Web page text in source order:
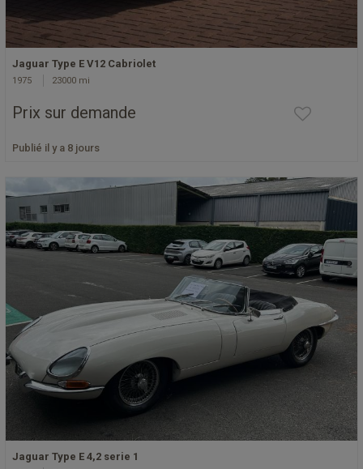
Jaguar Type E V12 Cabriolet
1975 23000 mi
Prix sur demande
Publié il y a 8 jours
Jaguar Type E 4,2 serie 1